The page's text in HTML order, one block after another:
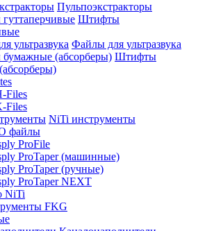
Пульпоэкстракторы
Штифты
Файлы для ультразвука
Штифты
Files
Files
NiTi инструменты
файлы
ProFile
ProTaper (машинные)
ProTaper (ручные)
ProTaper NEXT
NiTi
FKG